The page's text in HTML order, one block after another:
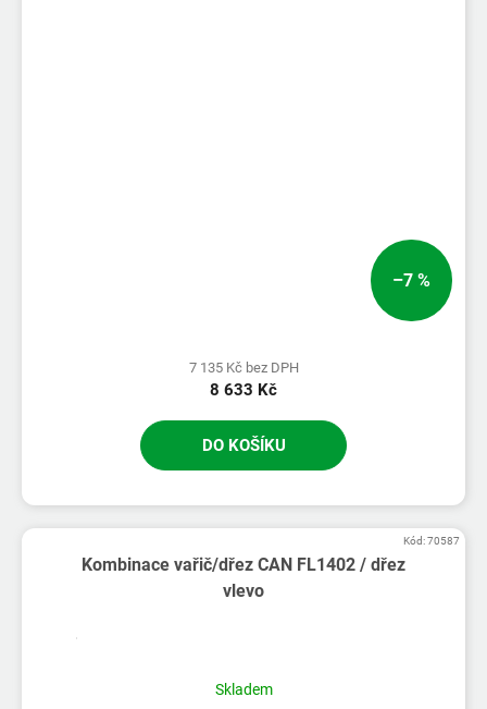
–7 %
7 135 Kč bez DPH
8 633 Kč
DO KOŠÍKU
Kombinace vařič/dřez CAN FL1402 / dřez
vlevo
Skladem
Kód:70587